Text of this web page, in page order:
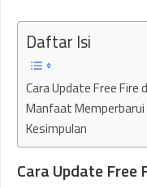
Daftar Isi
Cara Update Free Fire
Manfaat Memperbarui
Kesimpulan
Cara Update Free